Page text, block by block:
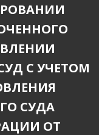
С УЧЕТОМ
СУДА
ОТ